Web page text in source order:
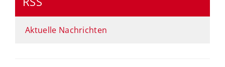
Aktuelle Nachrichten